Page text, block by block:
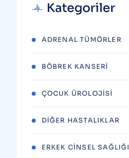
Kategoriler
ADRENAL TÜMÖRLER
BÖBREK KANSERI
ÇOCUK ÜROLOJISI
DIĞER HASTALIKLAR
ERKEK CINSEL SAĞLIĞI